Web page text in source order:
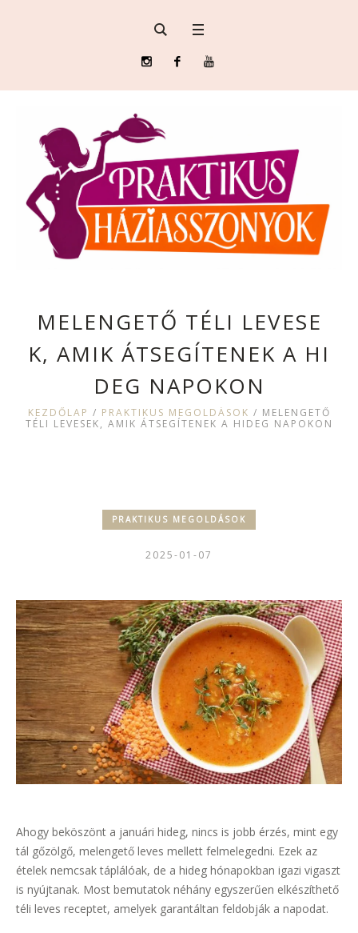
MELENGETŐ TÉLI LEVESE
K, AMIK ÁTSEGÍTENEK A HI
DEG NAPOKON
KEZDŐLAP / PRAKTIKUS MEGOLDÁSOK / MELENGETŐ
TÉLI LEVESEK, AMIK ÁTSEGÍTENEK A HIDEG NAPOKON
PRAKTIKUS MEGOLDÁSOK
2025-01-07
Ahogy beköszönt a januári hideg, nincs is jobb érzés, mint egy
tál gőzölgő, melengető leves mellett felmelegedni. Ezek az
ételek nemcsak táplálóak, de a hideg hónapokban igazi vigaszt
is nyújtanak. Most bemutatok néhány egyszerűen elkészíthető
téli leves receptet, amelyek garantáltan feldobják a napodat.